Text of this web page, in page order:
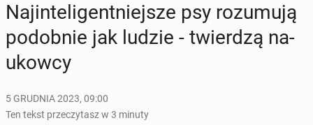
Naj­in­te­li­gent­niej­sze psy ro­zu­mu­ją
po­dob­nie jak ludzie - twier­dzą na­
ukow­cy
5 GRUDNIA 2023, 09:00
Ten tekst przeczytasz w 3 minuty